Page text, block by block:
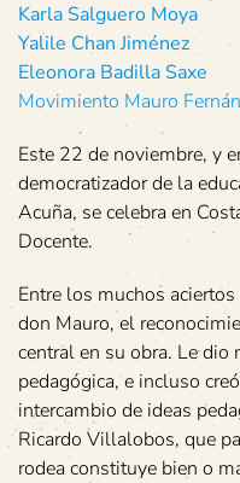
Karla Salguero Moya
Yalile Chan Jiménez
Eleonora Badilla Saxe
Movimiento Mauro
Este 22 de noviembre, y
democratizador de la
Acuña, se celebra en
Docente.
Entre los muchos
don Mauro, el
central en su obra. Le dio
pedagógica, e incluso
intercambio de ideas
Ricardo Villalobos, que
rodea constituye bien o